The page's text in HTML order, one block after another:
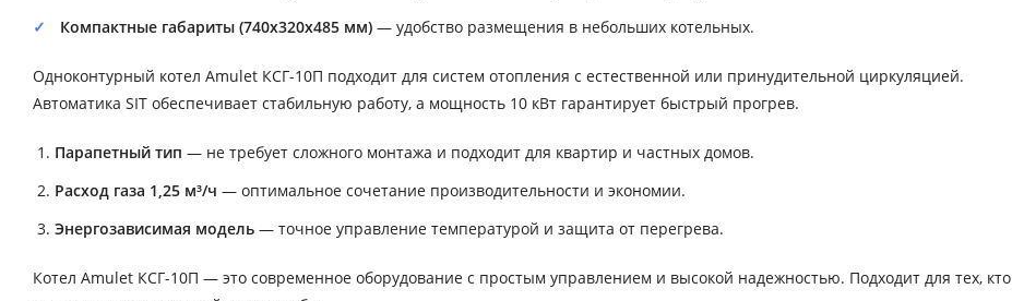
Компактные габариты (740х320х485 мм) — удобство размещения в небольших котельных.
Одноконтурный котел Amulet КСГ-10П подходит для систем отопления с естественной или принудительной циркуляцией.
Автоматика SIT обеспечивает стабильную работу, а мощность 10 кВт гарантирует быстрый прогрев.
Парапетный тип — не требует сложного монтажа и подходит для квартир и частных домов.
Расход газа 1,25 м³/ч — оптимальное сочетание производительности и экономии.
Энергозависимая модель — точное управление температурой и защита от перегрева.
Котел Amulet КСГ-10П — это современное оборудование с простым управлением и высокой надежностью. Подходит для тех, кто